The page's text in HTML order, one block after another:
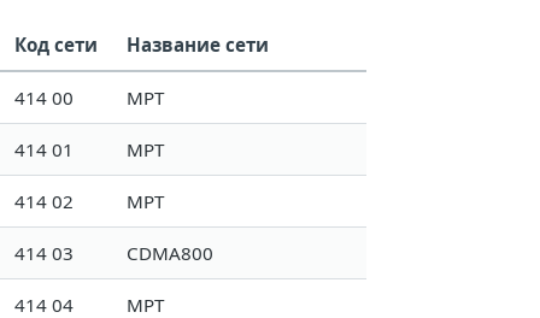
Код сети Название сети
414 00 MPT
414 01 MPT
414 02 MPT
414 03 CDMA800
414 04 MPT